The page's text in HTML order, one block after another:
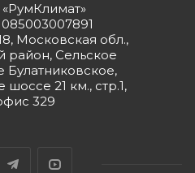
Московская обл.,
район, Сельское
Булатниковское,
21 км., стр.1,
329